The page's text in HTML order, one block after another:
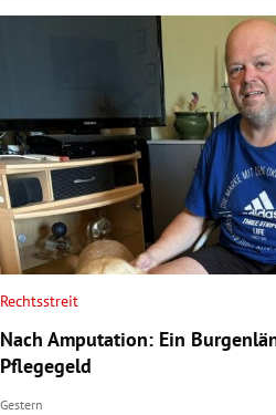
Rechtsstreit
Nach Amputation: Ein
Pflegegeld
Gestern